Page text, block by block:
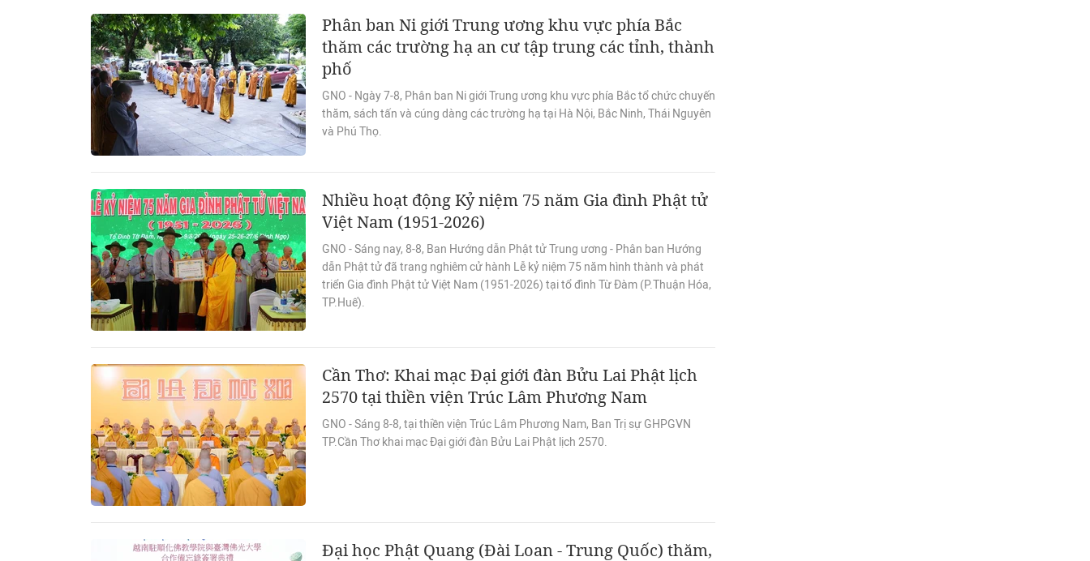
Phân ban Ni giới Trung ương khu vực phía Bắc
thăm các trường hạ an cư tập trung các tỉnh, thành
phố
GNO - Ngày 7-8, Phân ban Ni giới Trung ương khu vực phía Bắc tổ chức chuyến
thăm, sách tấn và cúng dàng các trường hạ tại Hà Nội, Bắc Ninh, Thái Nguyên
và Phú Thọ.
Nhiều hoạt động Kỷ niệm 75 năm Gia đình Phật tử
Việt Nam (1951-2026)
GNO - Sáng nay, 8-8, Ban Hướng dẫn Phật tử Trung ương - Phân ban Hướng
dẫn Phật tử đã trang nghiêm cử hành Lễ kỷ niệm 75 năm hình thành và phát
triển Gia đình Phật tử Việt Nam (1951-2026) tại tổ đình Từ Đàm (P.Thuận Hóa,
TP.Huế).
Cần Thơ: Khai mạc Đại giới đàn Bửu Lai Phật lịch
2570 tại thiền viện Trúc Lâm Phương Nam
GNO - Sáng 8-8, tại thiền viện Trúc Lâm Phương Nam, Ban Trị sự GHPGVN
TP.Cần Thơ khai mạc Đại giới đàn Bửu Lai Phật lịch 2570.
Đại học Phật Quang (Đài Loan - Trung Quốc) thăm,